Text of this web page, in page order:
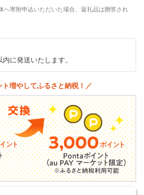
へ寄附申込いただいた場合、返礼品は贈答され
に発送いたします。
ト増やしてふるさと納税！／